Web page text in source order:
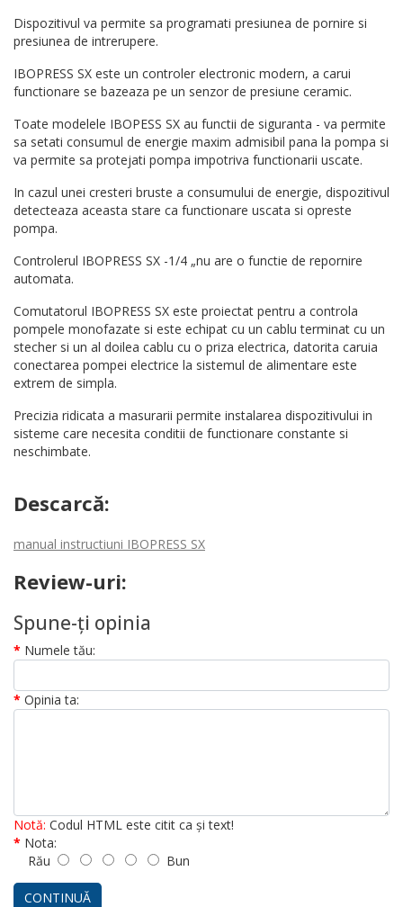
Dispozitivul va permite sa programati presiunea de pornire si
presiunea de intrerupere.
IBOPRESS SX este un controler electronic modern, a carui
functionare se bazeaza pe un senzor de presiune ceramic.
Toate modelele IBOPESS SX au functii de siguranta - va permite
sa setati consumul de energie maxim admisibil pana la pompa si
va permite sa protejati pompa impotriva functionarii uscate.
In cazul unei cresteri bruste a consumului de energie, dispozitivul
detecteaza aceasta stare ca functionare uscata si opreste
pompa.
Controlerul IBOPRESS SX -1/4 „nu are o functie de repornire
automata.
Comutatorul IBOPRESS SX este proiectat pentru a controla
pompele monofazate si este echipat cu un cablu terminat cu un
stecher si un al doilea cablu cu o priza electrica, datorita caruia
conectarea pompei electrice la sistemul de alimentare este
extrem de simpla.
Precizia ridicata a masurarii permite instalarea dispozitivului in
sisteme care necesita conditii de functionare constante si
neschimbate.
Descarcă:
manual instructiuni IBOPRESS SX
Review-uri:
Spune-ţi opinia
Numele tău:
Opinia ta:
Notă: Codul HTML este citit ca şi text!
Nota:
Rău
Bun
CONTINUĂ